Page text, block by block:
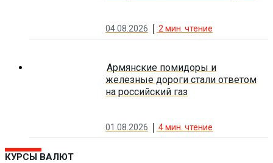
04.08.2026 2 мин. чтение
Армянские помидоры и
железные дороги стали ответом
на российский газ
01.08.2026 4мин. чтение
КУРСЫ ВАЛЮТ